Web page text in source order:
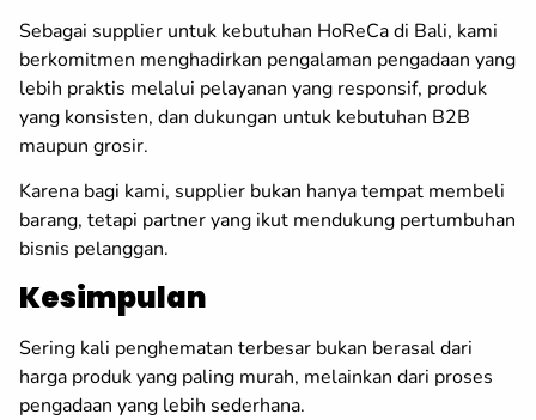
Sebagai supplier untuk kebutuhan HoReCa di Bali, kami
berkomitmen menghadirkan pengalaman pengadaan yang
lebih praktis melalui pelayanan yang responsif, produk
yang konsisten, dan dukungan untuk kebutuhan B2B
maupun grosir.
Karena bagi kami, supplier bukan hanya tempat membeli
barang, tetapi partner yang ikut mendukung pertumbuhan
bisnis pelanggan.
Kesimpulan
Sering kali penghematan terbesar bukan berasal dari
harga produk yang paling murah, melainkan dari proses
pengadaan yang lebih sederhana.